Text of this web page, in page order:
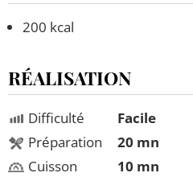
200 kcal
RÉALISATION
Difficulté
Préparation
Cuisson
Facile
20 mn
10 mn